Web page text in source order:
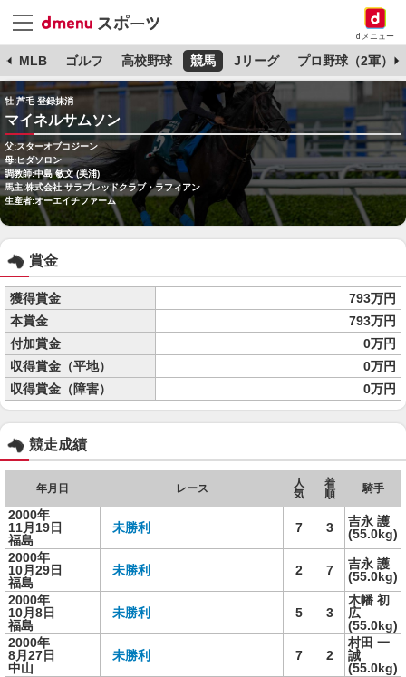
dメニュー
MLB ゴルフ 高校野球 競馬 Jリーグ プロ野球（2軍）
牡 芦毛 登録抹消
マイネルサムソン
父:スターオブコジーン
母:ヒダソロン
調教師:中島 敏文 (美浦)
馬主:株式会社 サラブレッドクラブ・ラフィアン
生産者:オーエイチファーム
賞金
獲得賞金
793万円
本賞金
793万円
付加賞金
0万円
収得賞金（平地）
0万円
収得賞金（障害）
0万円
競走成績
年月日 レース
人
気
着
順
騎手
2000年
11月19日
福島
未勝利 7 3
吉永 護
(55.0kg)
2000年
10月29日
福島
未勝利 2 7
吉永 護
(55.0kg)
2000年
10月8日
福島
未勝利 5 3
木幡 初
広
(55.0kg)
2000年
8月27日
中山
未勝利 7 2
村田 一
誠
(55.0kg)